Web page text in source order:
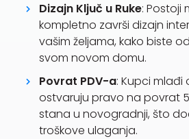
Dizajn Ključ u Ruke: Postoji
kompletno završi dizajn
vašim željama, kako biste
svom novom domu.
Povrat PDV-a: Kupci
ostvaruju pravo na povrat
stana u novogradnji, što
troškove ulaganja.